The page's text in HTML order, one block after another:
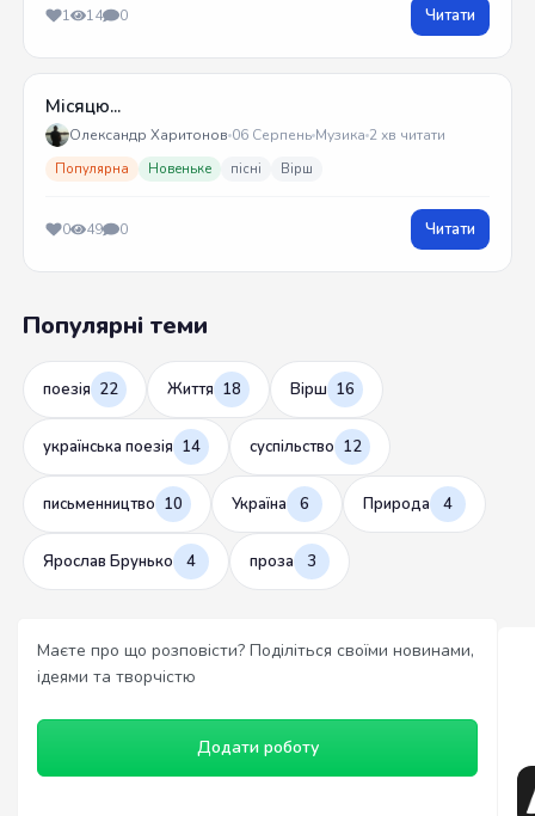
1 14 0 Читати
Місяцю...
Олександр Харитонов 06 Серпень Музика 2 хв читати
Популярна Новеньке пісні Вірш
0 49 0 Читати
Популярні теми
поезія 22 Життя 18 Вірш 16
українська поезія 14 суспільство 12
письменництво 10 Україна 6 Природа 4
Ярослав Брунько 4 проза 3
Маєте про що розповісти? Поділіться своїми новинами,
ідеями та творчістю
Додати роботу